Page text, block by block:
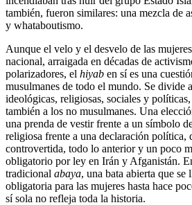
también, fueron similares: una mezcla de
y whataboutismo.
Aunque el velo y el desvelo de las
nacional, arraigada en décadas de
polarizadores, el hiyab en sí es una
musulmanes de todo el mundo. Se divide
ideológicas, religiosas, sociales y
también a los no musulmanes. Una
una prenda de vestir frente a un símbolo
religiosa frente a una declaración política,
controvertida, todo lo anterior y un poco
obligatorio por ley en Irán y Afganistán.
tradicional abaya, una bata abierta que
obligatoria para las mujeres hasta hace
sí sola no refleja toda la historia.